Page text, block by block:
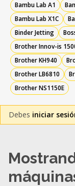
Bambu Lab A1
Bambu Lab X1C
Binder Jetting
Brother Innov-is
Brother KH940
Brother LB6810
Brother NS1150E
Debes iniciar